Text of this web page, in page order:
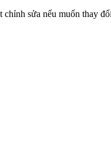
chỉnh sửa nếu muốn thay